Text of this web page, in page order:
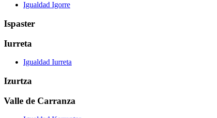
Igualdad Igorre
Ispaster
Iurreta
Igualdad Iurreta
Izurtza
Valle de Carranza